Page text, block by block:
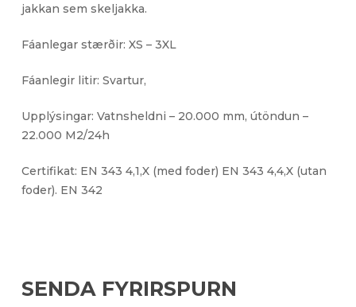
jakkan sem skeljakka.
Fáanlegar stærðir: XS – 3XL
Fáanlegir litir: Svartur,
Upplýsingar: Vatnsheldni – 20.000 mm, útöndun –
22.000 M2/24h
Certifikat: EN 343 4,1,X (med foder) EN 343 4,4,X (utan
foder). EN 342
SENDA FYRIRSPURN